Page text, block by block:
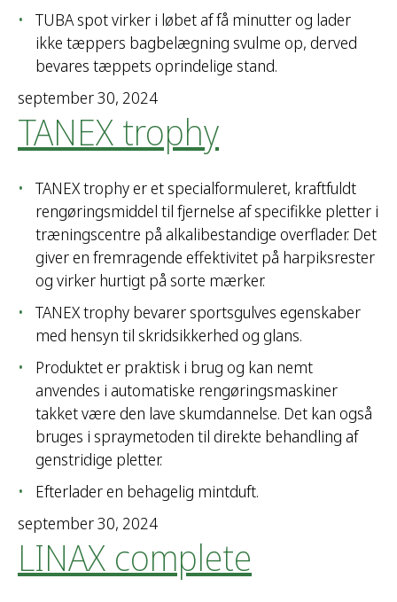
TUBA spot virker i løbet af få minutter og lader
ikke tæppers bagbelægning svulme op, derved
bevares tæppets oprindelige stand.
september 30, 2024
TANEX trophy
TANEX trophy er et specialformuleret, kraftfuldt
rengøringsmiddel til fjernelse af specifikke pletter i
træningscentre på alkalibestandige overflader. Det
giver en fremragende effektivitet på harpiksrester
og virker hurtigt på sorte mærker.
TANEX trophy bevarer sportsgulves egenskaber
med hensyn til skridsikkerhed og glans.
Produktet er praktisk i brug og kan nemt
anvendes i automatiske rengøringsmaskiner
takket være den lave skumdannelse. Det kan også
bruges i spraymetoden til direkte behandling af
genstridige pletter.
Efterlader en behagelig mintduft.
september 30, 2024
LINAX complete